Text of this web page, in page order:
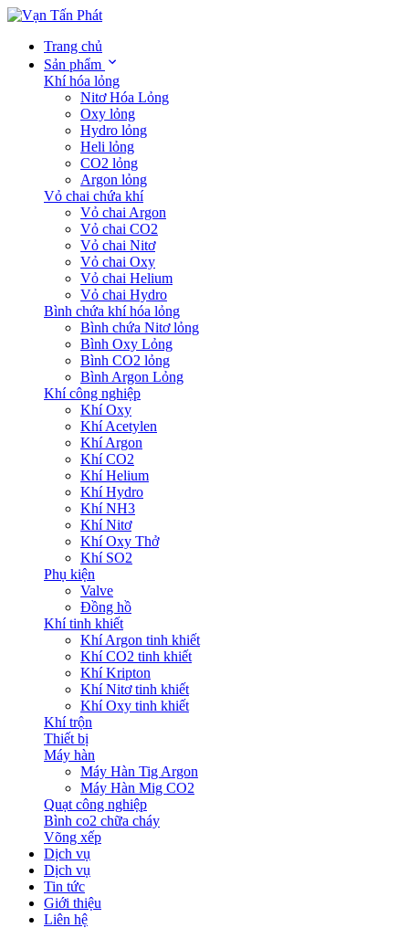
Trang chủ
Sản phẩm
Khí hóa lỏng
Nitơ Hóa Lỏng
Oxy lỏng
Hydro lỏng
Heli lỏng
CO2 lỏng
Argon lỏng
Vỏ chai chứa khí
Vỏ chai Argon
Vỏ chai CO2
Vỏ chai Nitơ
Vỏ chai Oxy
Vỏ chai Helium
Vỏ chai Hydro
Bình chứa khí hóa lỏng
Bình chứa Nitơ lỏng
Bình Oxy Lỏng
Bình CO2 lỏng
Bình Argon Lỏng
Khí công nghiệp
Khí Oxy
Khí Acetylen
Khí Argon
Khí CO2
Khí Helium
Khí Hydro
Khí NH3
Khí Nitơ
Khí Oxy Thở
Khí SO2
Phụ kiện
Valve
Đồng hồ
Khí tinh khiết
Khí Argon tinh khiết
Khí CO2 tinh khiết
Khí Kripton
Khí Nitơ tinh khiết
Khí Oxy tinh khiết
Khí trộn
Thiết bị
Máy hàn
Máy Hàn Tig Argon
Máy Hàn Mig CO2
Quạt công nghiệp
Bình co2 chữa cháy
Võng xếp
Dịch vụ
Dịch vụ
Tin tức
Giới thiệu
Liên hệ